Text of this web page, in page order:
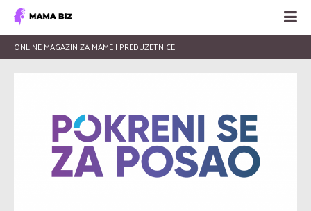
ONLINE MAGAZIN ZA MAME I PREDUZETNICE